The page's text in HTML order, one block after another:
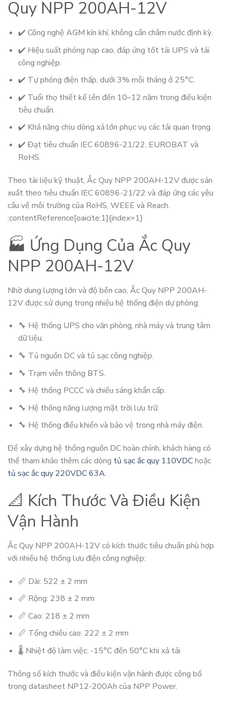
Quy NPP 200AH-12V
✔️ Công nghệ AGM kín khí, không cần châm nước định kỳ.
✔️ Hiệu suất phóng nạp cao, đáp ứng tốt tải UPS và tải
công nghiệp.
✔️ Tự phóng điện thấp, dưới 3% mỗi tháng ở 25°C.
✔️ Tuổi thọ thiết kế lên đến 10–12 năm trong điều kiện
tiêu chuẩn.
✔️ Khả năng chịu dòng xả lớn phục vụ các tải quan trọng.
✔️ Đạt tiêu chuẩn IEC 60896-21/22, EUROBAT và
RoHS.
Theo tài liệu kỹ thuật, Ắc Quy NPP 200AH-12V được sản
xuất theo tiêu chuẩn IEC 60896-21/22 và đáp ứng các yêu
cầu về môi trường của RoHS, WEEE và Reach.
:contentReference[oaicite:1]{index=1}
🏭 Ứng Dụng Của Ắc Quy
NPP 200AH-12V
Nhờ dung lượng lớn và độ bền cao, Ắc Quy NPP 200AH-
12V được sử dụng trong nhiều hệ thống điện dự phòng:
🔧 Hệ thống UPS cho văn phòng, nhà máy và trung tâm
dữ liệu.
🔧 Tủ nguồn DC và tủ sạc công nghiệp.
🔧 Trạm viễn thông BTS.
🔧 Hệ thống PCCC và chiếu sáng khẩn cấp.
🔧 Hệ thống năng lượng mặt trời lưu trữ.
🔧 Hệ thống điều khiển và bảo vệ trong nhà máy điện.
Để xây dựng hệ thống nguồn DC hoàn chỉnh, khách hàng có
thể tham khảo thêm các dòng tủ sạc ắc quy 110VDChoặc
tủ sạc ắc quy 220VDC 63A.
📐 Kích Thước Và Điều Kiện
Vận Hành
Ắc Quy NPP 200AH-12V có kích thước tiêu chuẩn phù hợp
với nhiều hệ thống lưu điện công nghiệp:
📏 Dài: 522 ± 2 mm
📏 Rộng: 238 ± 2 mm
📏 Cao: 218 ± 2 mm
📏 Tổng chiều cao: 222 ± 2 mm
🌡️ Nhiệt độ làm việc: -15°C đến 50°C khi xả tải
Thông số kích thước và điều kiện vận hành được công bố
trong datasheet NP12-200Ah của NPP Power.